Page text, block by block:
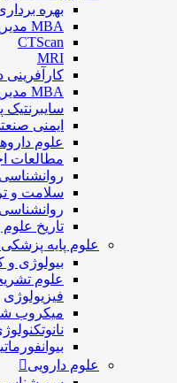
بهره
MBA مدیریت دارو
CTScan
MRI
MBA مدیریت بیمارستانی
ایمنی
علوم
مطالعات
سلامت و
تاریخ
علوم پایه پزشکی
بیولوژی و
علوم
فیزیولوژی
ميكروب
علوم دارویی